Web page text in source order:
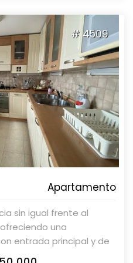
sauna, lobby, sala de
portería,
laundry, barbacoa,
de paddel, spa, sala de
futbol 5, servicio de
sauna y piscina.
Consulte a
visita.
# 4509
Apartamento
sin igual frente al
una
entrada principal y de
y 4 baños, esta